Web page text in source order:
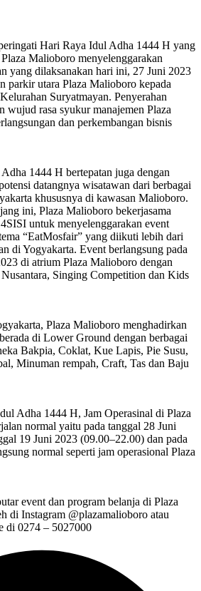
Hari Raya Idul Adha 1444 H yang
Malioboro menyelenggarakan
yang dilaksanakan hari ini, 27 Juni 2023
parkir utara Plaza Malioboro kepada
Suryatmayan. Penyerahan
wujud rasa syukur manajemen Plaza
dan perkembangan bisnis
1444 H bertepatan juga dengan
datangnya wisatawan dari berbagai
khususnya di kawasan Malioboro.
ini, Plaza Malioboro bekerjasama
untuk menyelenggarakan event
“EatMosfair” yang diikuti lebih dari
di Yogyakarta. Event berlangsung pada
di atrium Plaza Malioboro dengan
Singing Competition dan Kids
Plaza Malioboro menghadirkan
di Lower Ground dengan berbagai
Bakpia, Coklat, Kue Lapis, Pie Susu,
Minuman rempah, Craft, Tas dan Baju
Adha 1444 H, Jam Operasinal di Plaza
normal yaitu pada tanggal 28 Juni
19 Juni 2023 (09.00–22.00) dan pada
normal seperti jam operasional Plaza
event dan program belanja di Plaza
di Instagram @plazamalioboro atau
di 0274 – 5027000